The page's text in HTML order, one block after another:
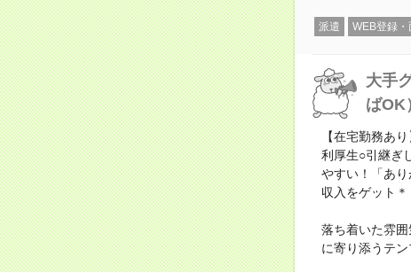
派遣 WEB登録・
大手
ばOK
【在宅勤務あ
利厚生○引継ぎ
やすい！「あ
収入をゲット＊
落ち着いた雰
に寄り添うテ